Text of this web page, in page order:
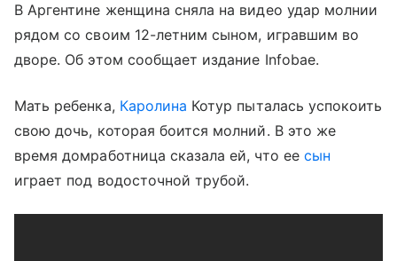
В Аргентине женщина сняла на видео удар молнии
рядом со своим 12-летним сыном, игравшим во
дворе. Об этом сообщает издание Infobae.
Мать ребенка, Каролина Котур пыталась успокоить
свою дочь, которая боится молний. В это же
время домработница сказала ей, что ее сын
играет под водосточной трубой.